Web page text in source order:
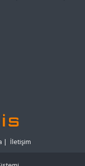
| İletişim